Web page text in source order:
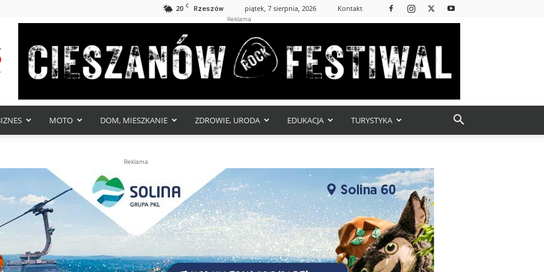
20 C Rzeszów piątek, 7 sierpnia, 2026 Kontakt
Reklama
MOTO DOM, MIESZKANIE ZDROWIE, URODA EDUKACJA TURYSTYKA
Reklama